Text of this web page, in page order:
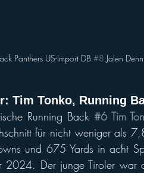
Panthers US-Import DB #8 Jalen
Tim Tonko, Running
Running Back #6 Tim
für nicht weniger als
und 675 Yards in acht
2024. Der junge Tiroler war